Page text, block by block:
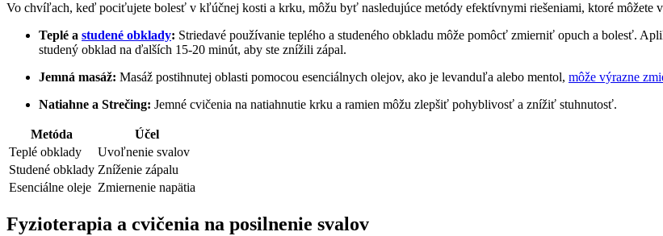
Vo chvíľach, keď‌ pociťujete bolesť v kľúčnej kosti ‍a krku, ‌môžu byť nasledujúce metódy efektívnymi riešeniami, ktoré ⁢môžete
Teplé a studené⁢ obklady: Striedavé používanie teplého a studeného obkladu môže pomôcť zmierniť ⁤opuch a bolesť.
studený obklad na ďalších 15-20 minút, aby ste ​znížili​ zápal.
Jemná⁤ masáž: Masáž ⁢postihnutej oblasti pomocou esenciálnych olejov, ako je levanduľa alebo mentol,⁤ môže výrazne
Natiahne a⁤ Strečing: Jemné cvičenia na natiahnutie krku a ramien môžu zlepšiť pohyblivosť a znížiť stuhnutosť.
Metóda
Účel
Teplé obklady
Uvoľnenie svalov
Studené obklady Zníženie⁣ zápalu
Esenciálne oleje Zmiernenie ⁢napätia
Fyzioterapia a cvičenia na posilnenie svalov